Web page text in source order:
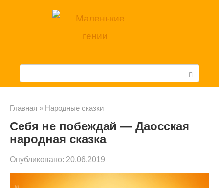
с
Главная » Народные сказки
Себя не побеждай — Даосская
народная сказка
Опубликовано: 20.06.2019